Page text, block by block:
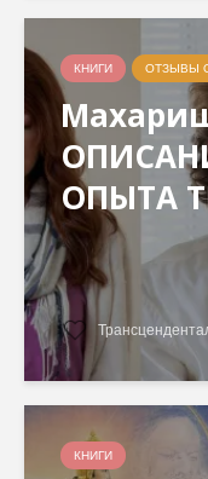
КНИГИ ОТЗЫВЫ
ОПЫТА
КНИГИ